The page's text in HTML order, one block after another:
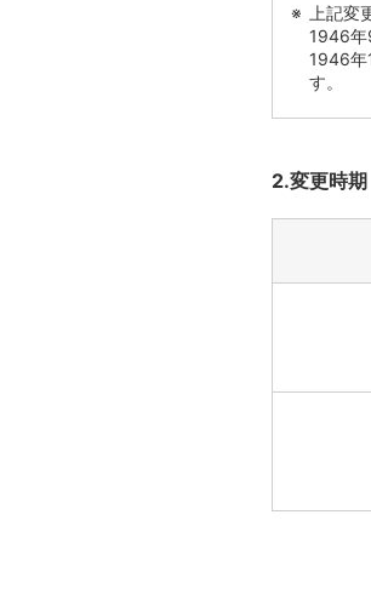
上記変
1946年
1946年
す。
2.変更時期